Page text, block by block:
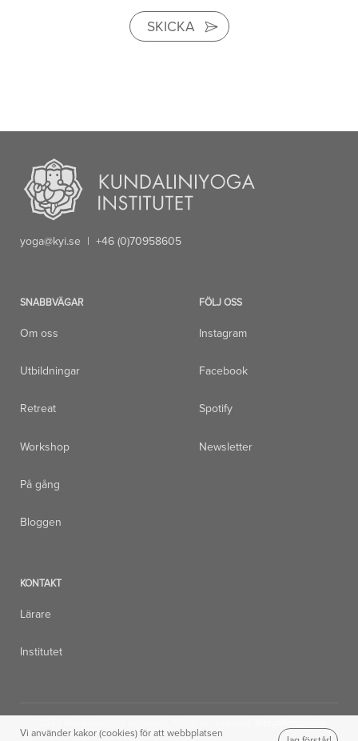
SKICKA
yoga@kyi.se | +46 (0)70958605
SNABBVÄGAR
Om oss
Utbildningar
Retreat
Workshop
På gång
Bloggen
FÖLJ OSS
Instagram
Facebook
Spotify
Newsletter
KONTAKT
Lärare
Institutet
Vi använder kakor (cookies) för att webbplatsen